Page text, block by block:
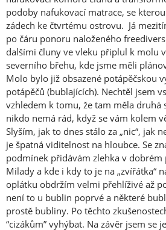
podoby nafukovací matrace, se
zádech ke čtvrtému ostrovu. Já
po čáru ponoru naloženého
dalšími čluny ve vleku připlul k molu
severního břehu, kde jsme měli
Molo bylo již obsazené potápěčskou
potápěčů (bublajících). Nechtěl jsem
vzhledem k tomu, že tam měla druhá
nikdo nemá rád, když se vám kolem
Slyším, jak to dnes stálo za „nic“, jak
je špatná viditelnost na hloubce. Se
podmínek přidávám zlehka v
Milady a kde i kdy to je na „zvířátka“
oplátku obdržím velmi přehlíživé až
není to u bublin poprvé a některé
prostě bubliny. Po těchto
“cizákům” vyhýbat. Na závěr jsem se